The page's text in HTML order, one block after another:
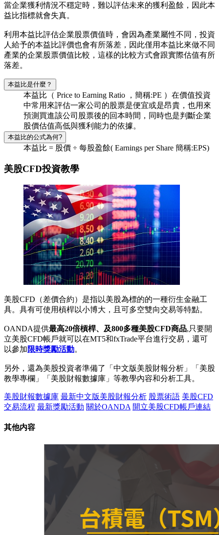
當企業獲利情況不穩定時，難以評估未來的獲利盈餘，因此本
益比指標就會失真。
利用本益比評估企業股票價值時，會因為產業屬性不同，投資
人給予的本益比評價也會有所落差，因此僅用本益比來做不同
產業的企業股票價值比較，這樣的比較方式會跟實際估值有所
落差。
本益比是什麼？
本益比（ Price to Earning Ratio ，簡稱:PE ）在價值投資
中常用來評估一家公司的股票是便宜或是昂貴，也用來
預測買進該公司股票後的回本時間，同時也是判斷企業
股價估值高低與獲利能力的依據。
本益比的公式為何?
本益比 = 股價 ÷ 每股盈餘( Earnings per Share 簡稱:EPS)
美股CFD投資教學
美股CFD（差價合約）是指以美股為標的的一種衍生金融工
具。具有可使用槓桿以小博大，且可多空雙向交易等特點。
OANDA提供最高20倍槓桿、及800多種美股CFD商品,只要開
立美股CFD帳戶就可以在MT5和fxTrade平台進行交易，還可
以參加限時獎勵活動。
另外，還為美股投資者準備了「中文版美股財報分析」「美股
教學專欄」「美股財報數據庫」等教學內容和分析工具。
美股財報數據庫 最新中文版美股財報分析 股票術語 美股CFD
交易流程 最新獎勵活動 關於OANDA 開立美股CFD帳戶連結
其他内容